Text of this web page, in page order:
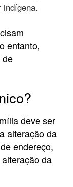
indígena.
entanto,
de
deve ser
alteração da
endereço,
da